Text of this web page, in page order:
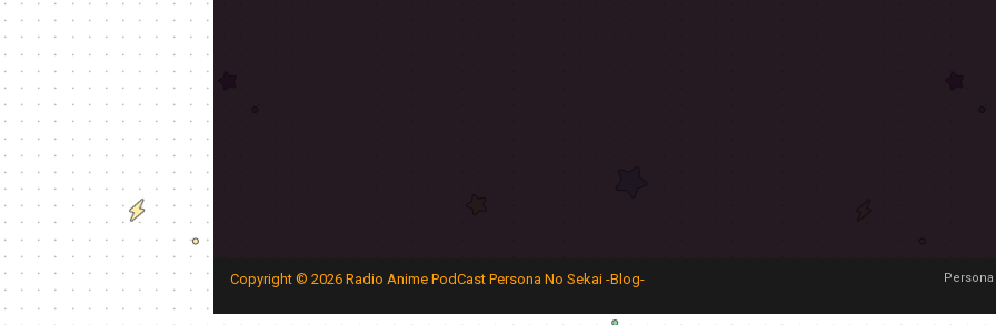
Copyright © 2026 Radio Anime PodCast Persona No Sekai -Blog-